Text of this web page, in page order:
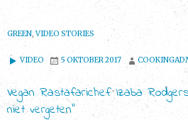
GREEN,VIDEO STORIES
VIDEO 5 OKTOBER 2017
Vegan Rastafarichef Izaba
niet vergeten”